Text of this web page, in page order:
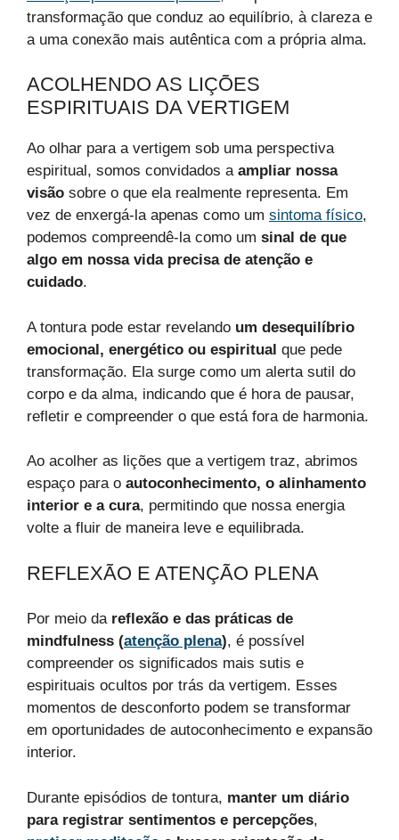
transformação que conduz ao equilíbrio, à clareza e
a uma conexão mais autêntica com a própria alma.
ACOLHENDO AS LIÇÕES
ESPIRITUAIS DA VERTIGEM
Ao olhar para a vertigem sob uma perspectiva
espiritual, somos convidados a ampliar nossa
visão sobre o que ela realmente representa. Em
vez de enxergá-la apenas como um sintoma físico,
podemos compreendê-la como um sinal de que
algo em nossa vida precisa de atenção e
cuidado.
A tontura pode estar revelando um desequilíbrio
emocional, energético ou espiritual que pede
transformação. Ela surge como um alerta sutil do
corpo e da alma, indicando que é hora de pausar,
refletir e compreender o que está fora de harmonia.
Ao acolher as lições que a vertigem traz, abrimos
espaço para o autoconhecimento, o alinhamento
interior e a cura, permitindo que nossa energia
volte a fluir de maneira leve e equilibrada.
REFLEXÃO E ATENÇÃO PLENA
Por meio da reflexão e das práticas de
mindfulness (atenção plena), é possível
compreender os significados mais sutis e
espirituais ocultos por trás da vertigem. Esses
momentos de desconforto podem se transformar
em oportunidades de autoconhecimento e expansão
interior.
Durante episódios de tontura, manter um diário
para registrar sentimentos e percepções,